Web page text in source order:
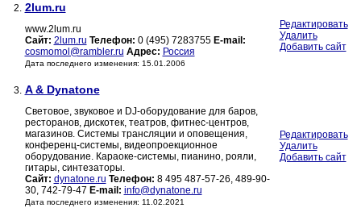
2. 2lum.ru
www.2lum.ru
Сайт: 2lum.ru Телефон: 0 (495) 7283755 E-mail:
cosmomol@rambler.ru Адрес: Россия
Дата последнего изменения: 15.01.2006
Редактировать
Удалить
Добавить сайт
3. A & Dynatone
Световое, звуковое и DJ-оборудование для баров,
ресторанов, дискотек, театров, фитнес-центров,
магазинов. Системы трансляции и оповещения,
конференц-системы, видеопроекционное
оборудование. Караоке-системы, пианино, рояли,
гитары, синтезаторы.
Сайт: dynatone.ru Телефон: 8 495 487-57-26, 489-90-
30, 742-79-47 E-mail: info@dynatone.ru
Дата последнего изменения: 11.02.2021
Редактировать
Удалить
Добавить сайт